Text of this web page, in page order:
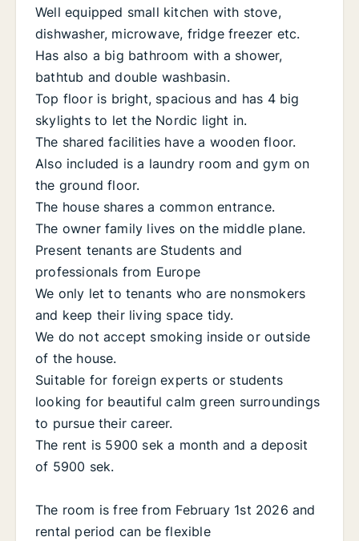
Well equipped small kitchen with stove,
dishwasher, microwave, fridge freezer etc.
Has also a big bathroom with a shower,
bathtub and double washbasin.
Top floor is bright, spacious and has 4 big
skylights to let the Nordic light in.
The shared facilities have a wooden floor.
Also included is a laundry room and gym on
the ground floor.
The house shares a common entrance.
The owner family lives on the middle plane.
Present tenants are Students and
professionals from Europe
We only let to tenants who are nonsmokers
and keep their living space tidy.
We do not accept smoking inside or outside
of the house.
Suitable for foreign experts or students
looking for beautiful calm green surroundings
to pursue their career.
The rent is 5900 sek a month and a deposit
of 5900 sek.
The room is free from February 1st 2026 and
rental period can be flexible